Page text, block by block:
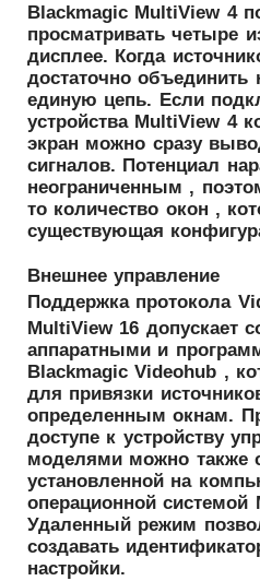
Blackmagic MultiView 4
просматривать четыре
дисплее. Когда
достаточно объединить
единую цепь. Если
устройства MultiView 4
экран можно сразу
сигналов. Потенциал
неограниченным ,
то количество окон ,
существующая
Внешнее управление
Поддержка протокола
MultiView 16 допускает
аппаратными и
Blackmagic Videohub ,
для привязки
определенным окнам.
доступе к устройству
моделями можно также
установленной на
операционной системой
Удаленный режим
создавать
настройки.